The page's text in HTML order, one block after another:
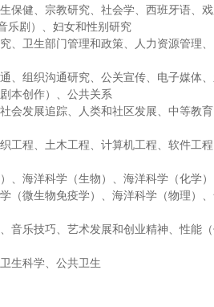
保健、宗教研究、社会学、西班牙语、戏
乐剧）、妇女和性别研究
、卫生部门管理和政策、人力资源管理、
、组织沟通研究、公关宣传、电子媒体
本创作）、公共关系
会发展追踪、人类和社区发展、中等教育
工程、土木工程、计算机工程、软件工程
、海洋科学（生物）、海洋科学（化学）
（微生物免疫学）、海洋科学（物理）
音乐技巧、艺术发展和创业精神、性能
生科学、公共卫生